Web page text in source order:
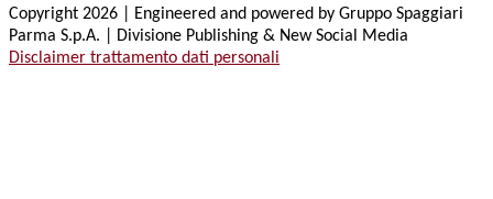
Copyright 2026 | Engineered and powered by Gruppo Spaggiari
Parma S.p.A. | Divisione Publishing & New Social Media
Disclaimer trattamento dati personali